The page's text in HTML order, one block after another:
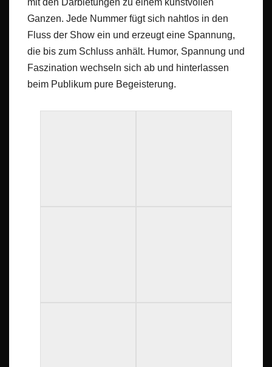
mit den Darbietungen zu einem kunstvollen
Ganzen. Jede Nummer fügt sich nahtlos in den
Fluss der Show ein und erzeugt eine Spannung,
die bis zum Schluss anhält. Humor, Spannung und
Faszination wechseln sich ab und hinterlassen
beim Publikum pure Begeisterung.